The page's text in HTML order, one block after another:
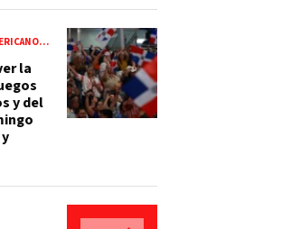
JUEGOS CENTROAMERICANOS Y DEL CARIBE 2026
la
y del